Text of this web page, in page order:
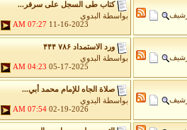
كتاب طى السجل على سرفر...
بواسطة
البدوي
11-16-2023
07:27 AM
ورد الاستمداد ۷۸۶ ۴۴۴
بواسطة
البدوي
05-17-2025
04:23 AM
صلاة الجاه للإمام محمد أبي...
بواسطة
البدوي
02-19-2026
07:54 AM